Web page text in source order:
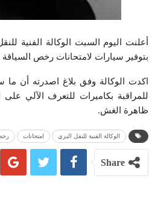
أعلنت اليوم السبت الوكالة الفنية
بتوفير سيارات لامتحانات رخص
اكدت الوكالة وفق بلاغ اصدرته أن
للمراقبة بكاميرات للتعرف الآلي
ظاهرة الغش.
الوكالة الفنية للنقل البري امتحانات
Share